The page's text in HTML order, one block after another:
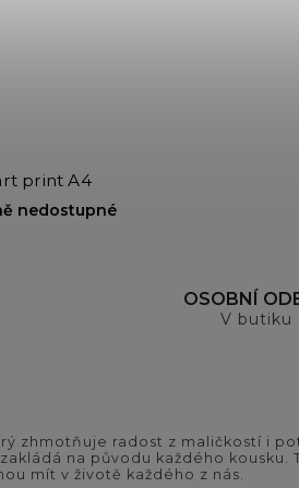
print A4
nedostupné
OSOBNÍ
V butiku
zhmotňuje radost z maličkostí i
na původu každého kousku.
mít v životě každého z nás.